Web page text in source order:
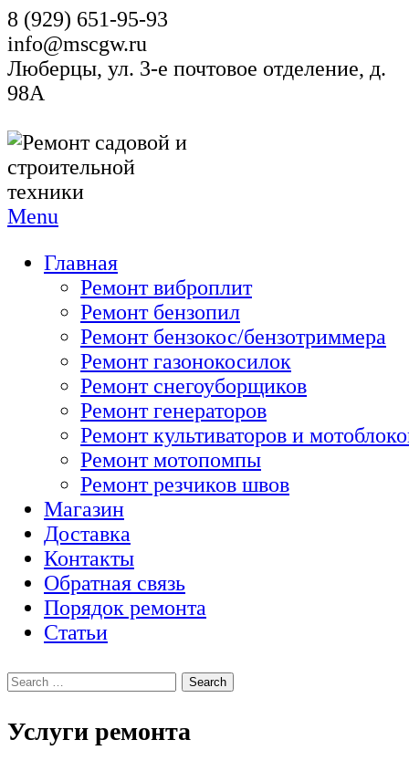
8 (929) 651-95-93
info@mscgw.ru
Люберцы, ул. 3-е почтовое отделение, д.
98А
Menu
Главная
Ремонт виброплит
Ремонт бензопил
Ремонт бензокос/бензотриммера
Ремонт газонокосилок
Ремонт снегоуборщиков
Ремонт генераторов
Ремонт культиваторов и
Ремонт мотопомпы
Ремонт резчиков швов
Магазин
Доставка
Контакты
Обратная связь
Порядок ремонта
Статьи
Услуги ремонта